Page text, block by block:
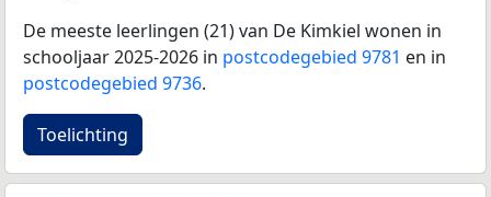
De meeste leerlingen (21) van De Kimkiel wonen in
schooljaar 2025-2026 in postcodegebied 9781 en in
postcodegebied 9736.
Toelichting